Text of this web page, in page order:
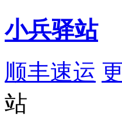
小兵驿站
顺丰速运
站